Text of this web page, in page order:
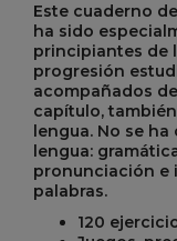
Este cuaderno
ha sido
principiantes de
progresión
acompañados
capítulo,
lengua. No se
lengua:
pronunciación e
palabras.
120